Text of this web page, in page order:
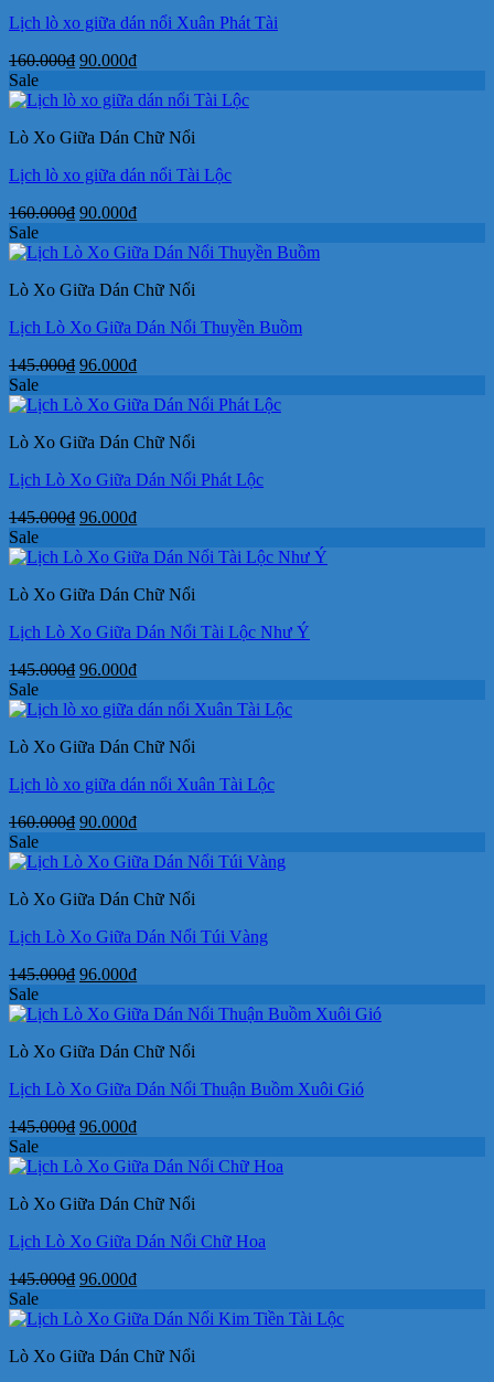
Lịch lò xo giữa dán nổi Xuân Phát Tài
160.000₫ Giá
là:
90.000₫Giá
tại
90.000₫.
Sale
Lò Xo Giữa Dán Chữ Nổi
Lịch lò xo giữa dán nổi Tài Lộc
160.000₫ Giá
là:
90.000₫Giá
tại
90.000₫.
Sale
Lò Xo Giữa Dán Chữ Nổi
Lịch Lò Xo Giữa Dán Nổi Thuyền Buồm
145.000₫ Giá
là:
96.000₫Giá
tại
96.000₫.
Sale
Lò Xo Giữa Dán Chữ Nổi
Lịch Lò Xo Giữa Dán Nổi Phát Lộc
145.000₫ Giá
là:
96.000₫Giá
tại
96.000₫.
Sale
Lò Xo Giữa Dán Chữ Nổi
Lịch Lò Xo Giữa Dán Nổi Tài Lộc Như Ý
145.000₫ Giá
là:
96.000₫Giá
tại
96.000₫.
Sale
Lò Xo Giữa Dán Chữ Nổi
Lịch lò xo giữa dán nổi Xuân Tài Lộc
160.000₫ Giá
là:
90.000₫Giá
tại
90.000₫.
Sale
Lò Xo Giữa Dán Chữ Nổi
Lịch Lò Xo Giữa Dán Nổi Túi Vàng
145.000₫ Giá
là:
96.000₫Giá
tại
96.000₫.
Sale
Lò Xo Giữa Dán Chữ Nổi
Lịch Lò Xo Giữa Dán Nổi Thuận Buồm Xuôi Gió
145.000₫ Giá
là:
96.000₫Giá
tại
96.000₫.
Sale
Lò Xo Giữa Dán Chữ Nổi
Lịch Lò Xo Giữa Dán Nổi Chữ Hoa
145.000₫ Giá
là:
96.000₫Giá
tại
96.000₫.
Sale
Lò Xo Giữa Dán Chữ Nổi